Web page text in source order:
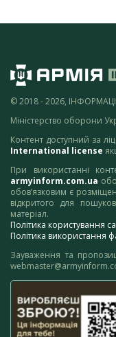
© 2018 - 2026,
Міністерство оборони
Контент доступний за
International license
При використанні
armyinform.com.ua
обов’язковим є
відкритого для
матеріал.
Політика користування
Політика використання
Зауваження та